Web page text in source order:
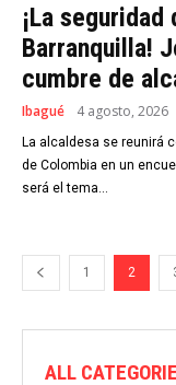
¡La
Barranquilla!
cumbre de
Ibagué 4 agosto, 2026
La alcaldesa se reunirá
de Colombia en un
será el tema...
1 2
ALL